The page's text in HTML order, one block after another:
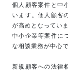
個人顧客案件と中
います。個人顧客
が高めとなっていま
中小企業等案件に
な相談業務が中心で
新規顧客への法律